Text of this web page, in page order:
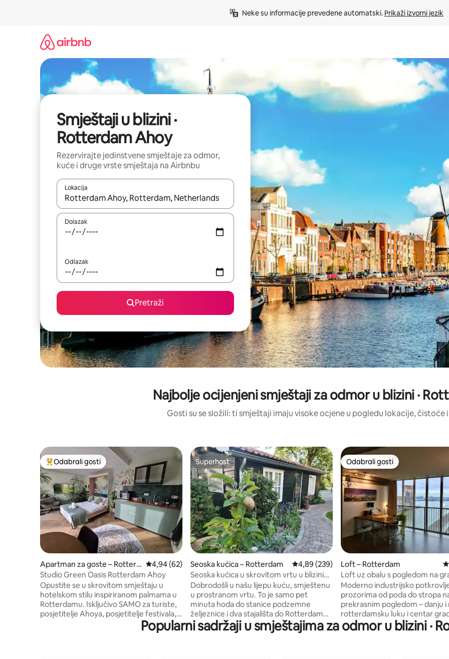
Neke su informacije prevedene automatski. Prikaži izvorni jezik
Smještaji u blizini ·
Rotterdam Ahoy
Rezervirajte jedinstvene smještaje za odmor,
kuće i druge vrste smještaja na Airbnbu
Lokacija
Kada budu dostupni rezultati, moći ćete ih pregledati koristeći se strelicama prema gore i prema dolje, kao i dodirom ili
Dolazak
Odlazak
Pretraži
Najbolje ocijenjeni smještaji za odmor u blizini ·
Gosti su se složili: ti smještaji imaju visoke ocjene u pogledu lokacije, čistoće
Među najviše rangiranima s oznakom „Odabrali gosti”
Odabrali gosti
Apartman za goste – Rotterd
am
Prosječna ocjena: 4,94/5, recenzija: 62
4,94 (62)
Studio Green Oasis Rotterdam Ahoy
Opustite se u skrovitom smještaju u
hotelskom stilu inspiriranom palmama u
Rotterdamu. Isključivo SAMO za turiste,
posjetitelje Ahoya, posjetitelje festivala,
poslovna putovanja i obiteljske posjete.
Ostale rezervacije neće biti prihvaćene ili
Superhost
Superhost
Seoska kućica – Rotterdam Prosječna ocjena: 4,89/5, recenzija: 239
4,89 (239)
Seoska kućica u skrovitom vrtu u blizini
centra Rotterdama
Dobrodošli u našu lijepu kuću, smještenu
u prostranom vrtu. To je samo pet
minuta hoda do stanice podzemne
željeznice i dva stajališta do Rotterdam
Central . To je savršeno mjesto za
istraživanje grada i okolice. Kućica je
Odabrali gosti
Odabrali gosti
Loft – Rotterdam
Loft uz obalu s pogledom na
Rotterdam!
Moderno industrijsko
prozorima od poda do stropa
prekrasnim pogledom – danju i
rotterdamsku luku i centar
Supermarket, teretana, terasa
sunčanje i parkiralište u istoj
Popularni sadržaji u smještajima za odmor u blizini ·